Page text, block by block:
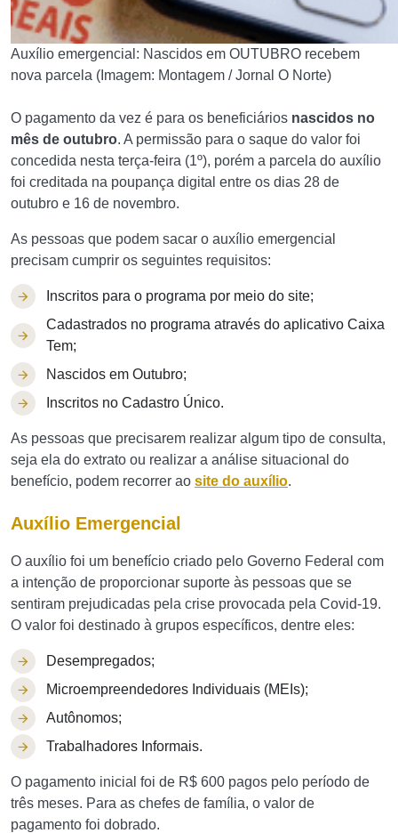
Auxílio emergencial: Nascidos em OUTUBRO recebem
nova parcela (Imagem: Montagem / Jornal O Norte)
O pagamento da vez é para os beneficiários nascidos no
mês de outubro. A permissão para o saque do valor foi
concedida nesta terça-feira (1º), porém a parcela do auxílio
foi creditada na poupança digital entre os dias 28 de
outubro e 16 de novembro.
As pessoas que podem sacar o auxílio emergencial
precisam cumprir os seguintes requisitos:
Inscritos para o programa por meio do site;
Cadastrados no programa através do aplicativo Caixa
Tem;
Nascidos em Outubro;
Inscritos no Cadastro Único.
As pessoas que precisarem realizar algum tipo de consulta,
seja ela do extrato ou realizar a análise situacional do
benefício, podem recorrer ao site do auxílio.
Auxílio Emergencial
O auxílio foi um benefício criado pelo Governo Federal com
a intenção de proporcionar suporte às pessoas que se
sentiram prejudicadas pela crise provocada pela Covid-19.
O valor foi destinado à grupos específicos, dentre eles:
Desempregados;
Microempreendedores Individuais (MEIs);
Autônomos;
Trabalhadores Informais.
O pagamento inicial foi de R$ 600 pagos pelo período de
três meses. Para as chefes de família, o valor de
pagamento foi dobrado.